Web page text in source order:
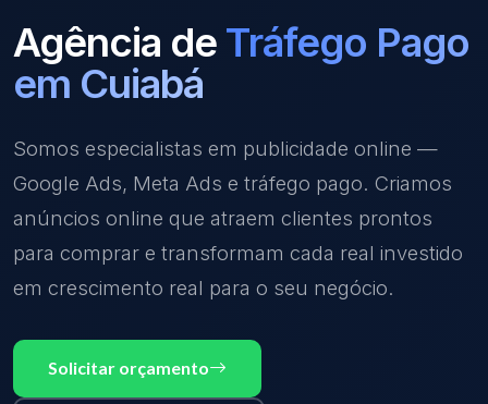
Agência de Tráfego Pago
em Cuiabá
Somos especialistas em publicidade online —
Google Ads, Meta Ads e tráfego pago. Criamos
anúncios online que atraem clientes prontos
para comprar e transformam cada real investido
em crescimento real para o seu negócio.
Solicitar orçamento